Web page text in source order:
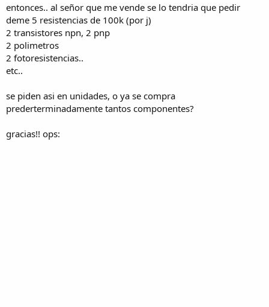
entonces.. al señor que me vende se lo tendria que pedir
deme 5 resistencias de 100k (por j)
2 transistores npn, 2 pnp
2 polimetros
2 fotoresistencias..
etc..
se piden asi en unidades, o ya se compra
prederterminadamente tantos componentes?
gracias!! ops: